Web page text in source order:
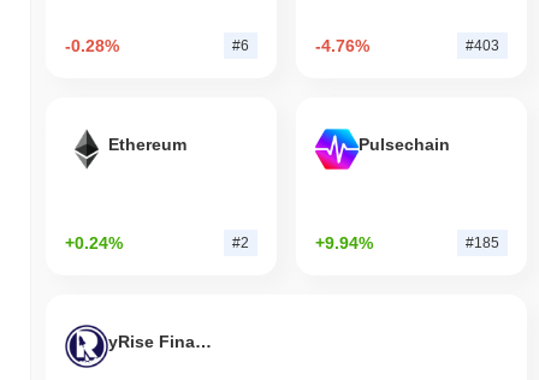
-0.28% #6 -4.76% #403
Ethereum
+0.24% #2
Pulsechain
+9.94% #185
yRise Finance